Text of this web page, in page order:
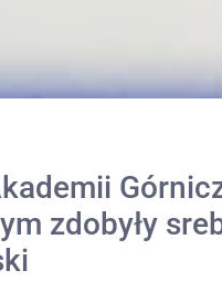
zdobyły